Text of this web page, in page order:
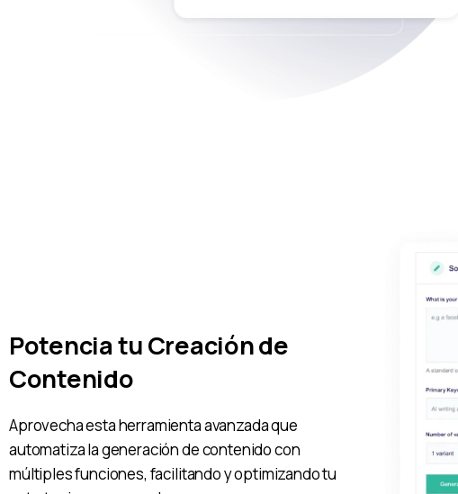
Potencia tu Creación de
Contenido
Aprovecha esta herramienta avanzada que
automatiza la generación de contenido con
múltiples funciones, facilitando y optimizando tu